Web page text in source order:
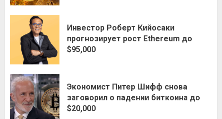
Инвестор Роберт Кийосаки
прогнозирует рост Ethereum до
$95,000
Экономист Питер Шифф снова
заговорил о падении биткоина до
$20,000